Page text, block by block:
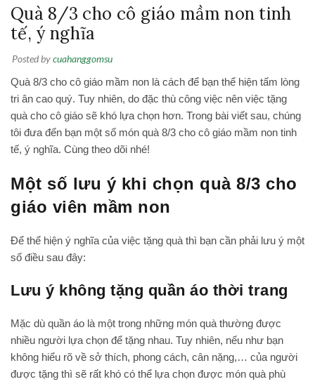
Quà 8/3 cho cô giáo mầm non tinh
tế, ý nghĩa
Posted bycuahanggomsu
Quà 8/3 cho cô giáo mầm non là cách để bạn thể hiện tấm lòng
tri ân cao quý. Tuy nhiên, do đặc thù công việc nên việc tặng
quà cho cô giáo sẽ khó lựa chọn hơn. Trong bài viết sau, chúng
tôi đưa đến bạn một số món quà 8/3 cho cô giáo mầm non tinh
tế, ý nghĩa. Cùng theo dõi nhé!
Một số lưu ý khi chọn quà 8/3 cho
giáo viên mầm non
Để thể hiện ý nghĩa của việc tặng quà thì bạn cần phải lưu ý một
số điều sau đây:
Lưu ý không tặng quần áo thời trang
Mặc dù quần áo là một trong những món quà thường được
nhiều người lựa chọn để tặng nhau. Tuy nhiên, nếu như bạn
không hiểu rõ về sở thích, phong cách, cân nặng,… của người
được tặng thì sẽ rất khó có thể lựa chọn được món quà phù